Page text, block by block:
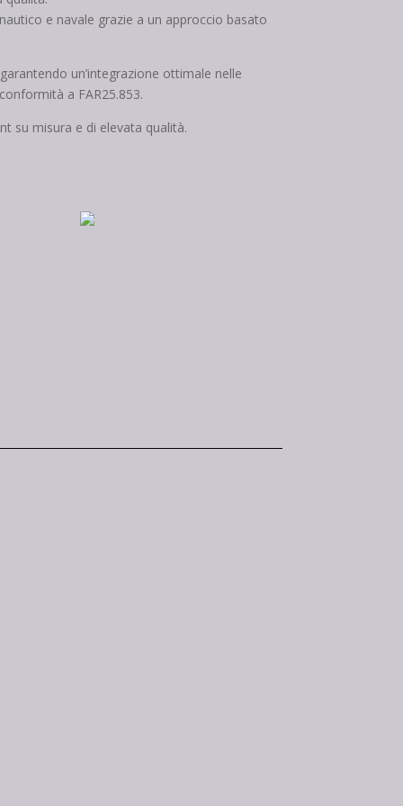
e navale grazie a un approccio basato
un’integrazione ottimale nelle
a FAR25.853.
su misura e di elevata qualità.